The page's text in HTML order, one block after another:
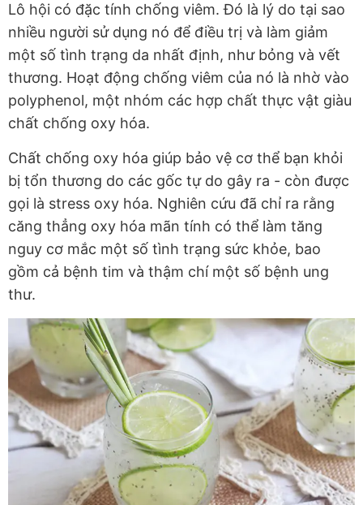
Lô hội có đặc tính chống viêm. Đó là lý do tại sao
nhiều người sử dụng nó để điều trị và làm giảm
một số tình trạng da nhất định, như bỏng và vết
thương. Hoạt động chống viêm của nó là nhờ vào
polyphenol, một nhóm các hợp chất thực vật giàu
chất chống oxy hóa.
Chất chống oxy hóa giúp bảo vệ cơ thể bạn khỏi
bị tổn thương do các gốc tự do gây ra - còn được
gọi là stress oxy hóa. Nghiên cứu đã chỉ ra rằng
căng thẳng oxy hóa mãn tính có thể làm tăng
nguy cơ mắc một số tình trạng sức khỏe, bao
gồm cả bệnh tim và thậm chí một số bệnh ung
thư.